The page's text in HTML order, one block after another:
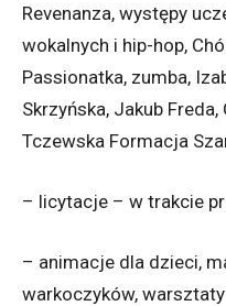
Revenanza, występy
wokalnych i hip-hop,
Passionatka, zumba,
Skrzyńska, Jakub
Tczewska Formacja
– licytacje – w trakcie
– animacje dla dzieci,
warkoczyków,